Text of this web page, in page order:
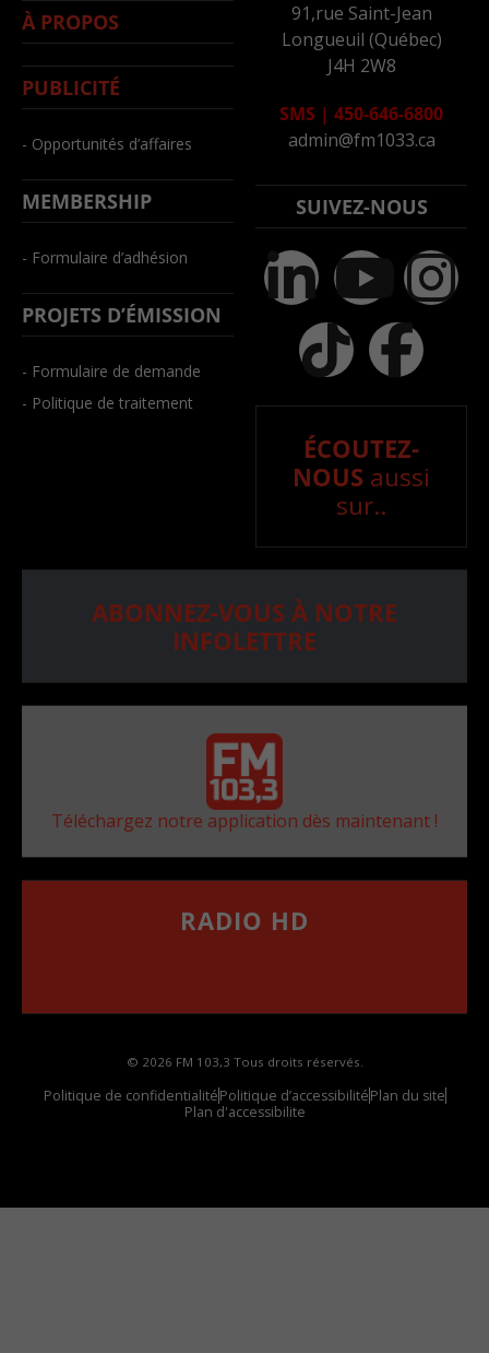
À PROPOS
PUBLICITÉ
- Opportunités d’affaires
MEMBERSHIP
- Formulaire d’adhésion
PROJETS D’ÉMISSION
- Formulaire de demande
- Politique de traitement
91,rue Saint-Jean
Longueuil (Québec)
J4H 2W8
SMS | 450-646-6800
admin@fm1033.ca
SUIVEZ-NOUS
ÉCOUTEZ-
NOUS aussi
sur..
ABONNEZ-VOUS À NOTRE
INFOLETTRE
Téléchargez notre application dès maintenant !
RADIO HD
© 2026 FM 103,3 Tous droits réservés.
Politique de confidentialitéPolitique d’accessibilitéPlan du site
Plan d'accessibilite